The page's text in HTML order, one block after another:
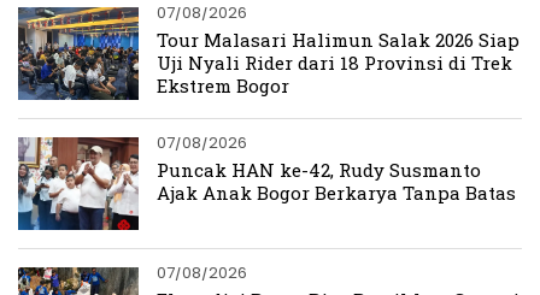
07/08/2026
Tour Malasari Halimun Salak 2026 Siap
Uji Nyali Rider dari 18 Provinsi di Trek
Ekstrem Bogor
07/08/2026
Puncak HAN ke-42, Rudy Susmanto
Ajak Anak Bogor Berkarya Tanpa Batas
07/08/2026